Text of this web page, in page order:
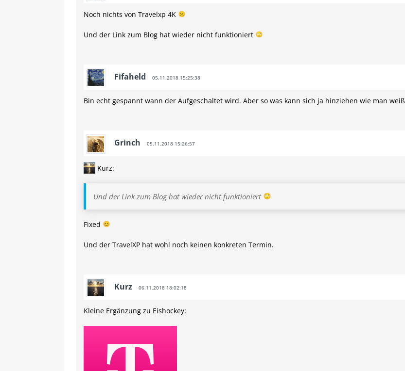
Noch nichts von Travelxp 4K
Und der Link zum Blog hat wieder nicht funktioniert
Fifaheld 05.11.2018 15:25:38
Bin echt gespannt wann der Aufgeschaltet wird. Aber so was kann sich ja hinziehen wie man weiß
Grinch 05.11.2018 15:26:57
Kurz:
Und der Link zum Blog hat wieder nicht funktioniert
Fixed
Und der TravelXP hat wohl noch keinen konkreten Termin.
Kurz 06.11.2018 18:02:18
Kleine Ergänzung zu Eishockey: